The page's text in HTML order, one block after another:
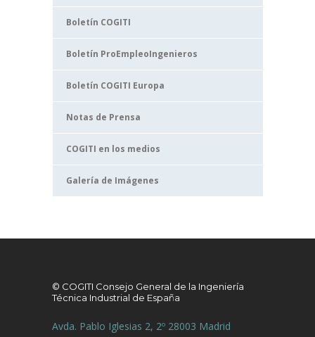
Boletín COGITI
Boletín ProEmpleoIngenieros
Boletín COGITI Europa
Notas de Prensa
COGITI en los medios
Galería de Imágenes
© COGITI Consejo General de la Ingeniería
Técnica Industrial de España
Avda. Pablo Iglesias 2, 2º 28003 Madrid